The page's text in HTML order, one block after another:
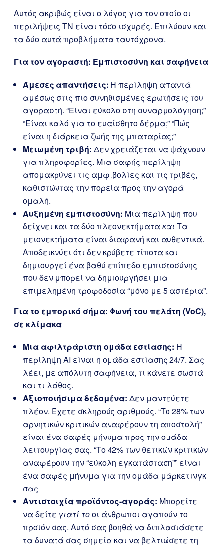
Αυτός ακριβώς είναι ο λόγος για τον οποίο οι
περιλήψεις ΤΝ είναι τόσο ισχυρές. Επιλύουν και
τα δύο αυτά προβλήματα ταυτόχρονα.
Για τον αγοραστή: Εμπιστοσύνη και σαφήνεια
Άμεσες απαντήσεις: Η περίληψη απαντά
αμέσως στις πιο συνηθισμένες ερωτήσεις του
αγοραστή. “Είναι εύκολο στη συναρμολόγηση;”
“Είναι καλό για το ευαίσθητο δέρμα;” “Πώς
είναι η διάρκεια ζωής της μπαταρίας;”
Μειωμένη τριβή: Δεν χρειάζεται να ψάχνουν
για πληροφορίες. Μια σαφής περίληψη
απομακρύνει τις αμφιβολίες και τις τριβές,
καθιστώντας την πορεία προς την αγορά
ομαλή.
Αυξημένη εμπιστοσύνη: Μια περίληψη που
δείχνει και τα δύο πλεονεκτήματα και Τα
μειονεκτήματα είναι διαφανή και αυθεντικά.
Αποδεικνύει ότι δεν κρύβετε τίποτα και
δημιουργεί ένα βαθύ επίπεδο εμπιστοσύνης
που δεν μπορεί να δημιουργήσει μια
επιμελημένη τροφοδοσία “μόνο με 5 αστέρια”.
Για το εμπορικό σήμα: Φωνή του πελάτη (VoC),
σε κλίμακα
Μια αφιλτράριστη ομάδα εστίασης: Η
περίληψη AI είναι η ομάδα εστίασης 24/7. Σας
λέει, με απόλυτη σαφήνεια, τι κάνετε σωστά
και τι λάθος.
Αξιοποιήσιμα δεδομένα: Δεν μαντεύετε
πλέον. Έχετε σκληρούς αριθμούς. “Το 28% των
αρνητικών κριτικών αναφέρουν τη αποστολή”
είναι ένα σαφές μήνυμα προς την ομάδα
λειτουργίας σας. “Το 42% των θετικών κριτικών
αναφέρουν την “εύκολη εγκατάσταση”” είναι
ένα σαφές μήνυμα για την ομάδα μάρκετινγκ
σας.
Αντιστοιχία προϊόντος-αγοράς: Μπορείτε
να δείτε γιατί τοοι άνθρωποι αγαπούν το
προϊόν σας. Αυτό σας βοηθά να διπλασιάσετε
τα δυνατά σας σημεία και να βελτιώσετε τη